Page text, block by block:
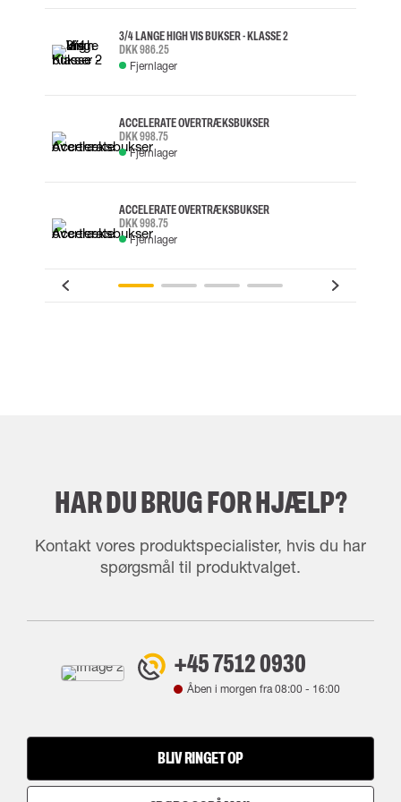
3/4 LANGE HIGH VIS BUKSER - KLASSE 2
DKK 986.25
Fjernlager
ACCELERATE OVERTRÆKSBUKSER
DKK 998.75
Fjernlager
ACCELERATE OVERTRÆKSBUKSER
DKK 998.75
Fjernlager
HAR DU BRUG FOR HJÆLP?
Kontakt vores produktspecialister, hvis du har
spørgsmål til produktvalget.
+45 7512 0930
Åben i morgen fra08:00 - 16:00
BLIV RINGET OP